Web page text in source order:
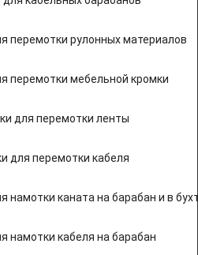
перемотки рулонных материалов
перемотки мебельной кромки
для перемотки ленты
для перемотки кабеля
намотки каната на барабан и в
намотки кабеля на барабан